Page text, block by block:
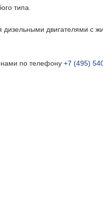
типа.
двигателями с
нами по телефону +7 (495)